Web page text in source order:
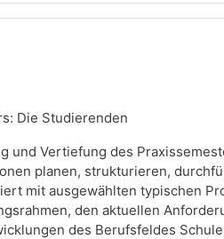
Die Studierenden
und Vertiefung des
planen, strukturieren,
mit ausgewählten typischen
den aktuellen
des Berufsfeldes